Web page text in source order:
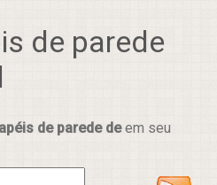
de parede
de parede deem seu